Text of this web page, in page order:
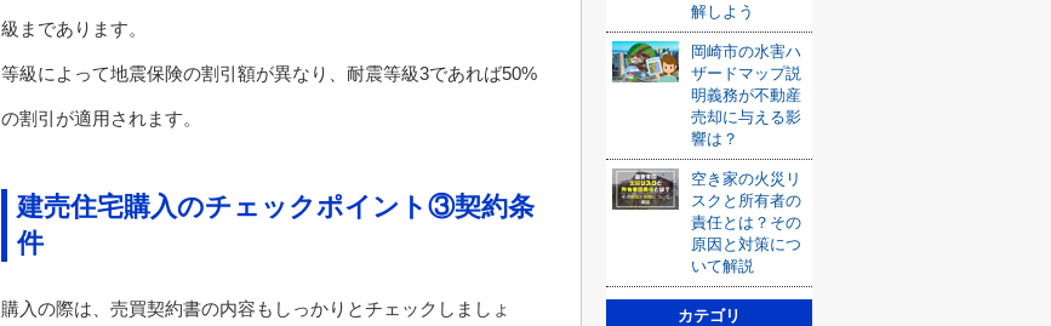
級まであります。
等級によって地震保険の割引額が異なり、耐震等級3であれば50%
の割引が適用されます。
建売住宅購入のチェックポイント③契約条
件
購入の際は、売買契約書の内容もしっかりとチェックしましょ
解しよう
岡崎市の水害ハ
ザードマップ説
明義務が不動産
売却に与える影
響は？
空き家の火災リ
スクと所有者の
責任とは？その
原因と対策につ
いて解説
カテゴリ